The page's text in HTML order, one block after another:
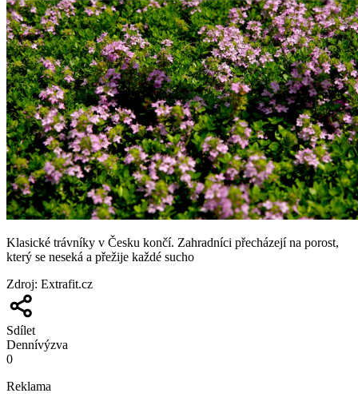
Klasické trávníky v Česku končí. Zahradníci přecházejí na porost,
který se neseká a přežije každé sucho
Zdroj: Extrafit.cz
Sdílet
Dennívýzva
0
Reklama